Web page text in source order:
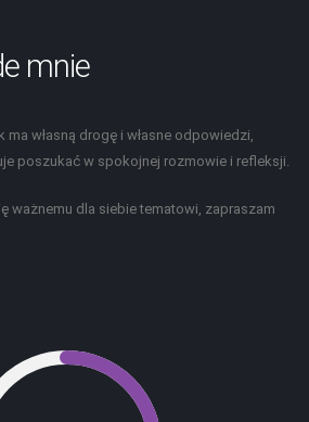
mnie
ma własną drogę i własne odpowiedzi,
poszukać w spokojnej rozmowie i refleksji.
ważnemu dla siebie tematowi, zapraszam